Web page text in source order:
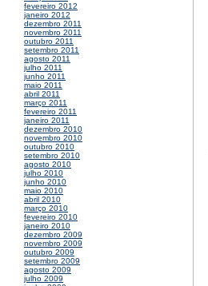
fevereiro 2012
janeiro 2012
dezembro 2011
novembro 2011
outubro 2011
setembro 2011
agosto 2011
julho 2011
junho 2011
maio 2011
abril 2011
março 2011
fevereiro 2011
janeiro 2011
dezembro 2010
novembro 2010
outubro 2010
setembro 2010
agosto 2010
julho 2010
junho 2010
maio 2010
abril 2010
março 2010
fevereiro 2010
janeiro 2010
dezembro 2009
novembro 2009
outubro 2009
setembro 2009
agosto 2009
julho 2009